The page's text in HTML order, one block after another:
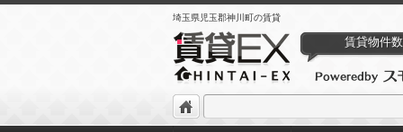
埼玉県児玉郡神川町の賃貸
賃貸物件数